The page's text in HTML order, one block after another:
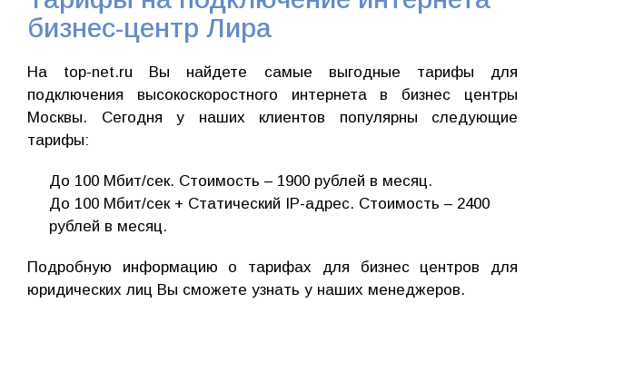
бизнес-центр Лира
На top-net.ru Вы найдете самые выгодные тарифы для
подключения высокоскоростного интернета в бизнес центры
Москвы. Сегодня у наших клиентов популярны следующие
тарифы:
До 100 Мбит/сек. Стоимость – 1900 рублей в месяц.
До 100 Мбит/сек + Статический IP-адрес. Стоимость – 2400
рублей в месяц.
Подробную информацию о тарифах для бизнес центров для
юридических лиц Вы сможете узнать у наших менеджеров.